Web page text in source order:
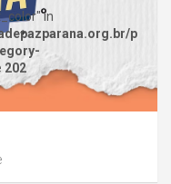
in
p
202